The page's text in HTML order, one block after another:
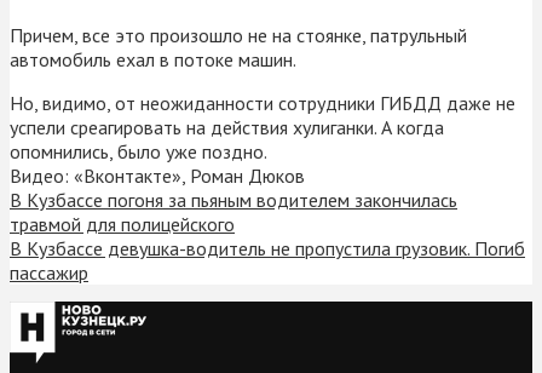
Причем, все это произошло не на стоянке, патрульный
автомобиль ехал в потоке машин.
Но, видимо, от неожиданности сотрудники ГИБДД даже не
успели среагировать на действия хулиганки. А когда
опомнились, было уже поздно.
Видео: «Вконтакте», Роман Дюков
В Кузбассе погоня за пьяным водителем закончилась
травмой для полицейского
В Кузбассе девушка-водитель не пропустила грузовик. Погиб
пассажир